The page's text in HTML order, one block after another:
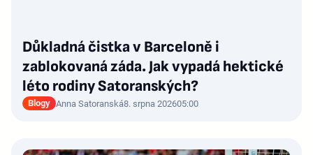
Důkladná čistka v Barceloně i
zablokovaná záda. Jak vypadá hektické
léto rodiny Satoranských?
Blogy Anna Satoranská8. srpna 202605:00